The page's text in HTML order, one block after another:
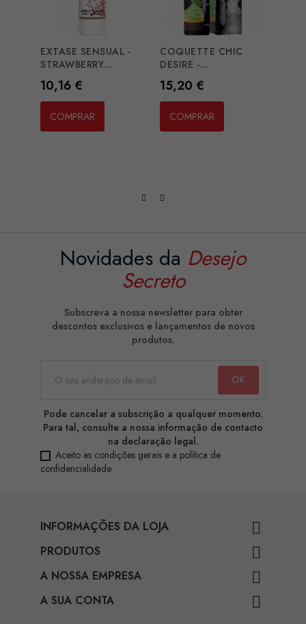
EXTASE SENSUAL -
STRAWBERRY...
Preço
10,16 €
COMPRAR
COQUETTE CHIC
DESIRE -...
Preço
15,20 €
COMPRAR
Novidades da Desejo
Secreto
Subscreva a nossa newsletter para obter
descontos exclusivos e lançamentos de novos
produtos.
Pode cancelar a subscrição a qualquer momento.
Para tal, consulte a nossa informação de contacto
na declaração legal.
Aceito as condições gerais e a política de
confidencialidade
INFORMAÇÕES DA LOJA 
PRODUTOS 
A NOSSA EMPRESA 
A SUA CONTA 